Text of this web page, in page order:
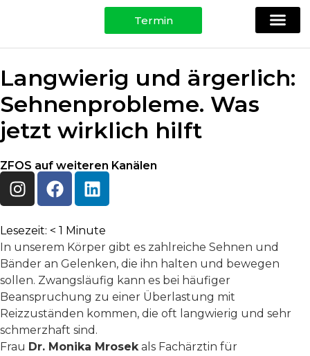
Termin
Langwierig und ärgerlich:
Sehnenprobleme. Was
jetzt wirklich hilft
ZFOS auf weiteren Kanälen
Lesezeit: < 1 Minute
In unserem Körper gibt es zahlreiche Sehnen und
Bänder an Gelenken, die ihn halten und bewegen
sollen. Zwangsläufig kann es bei häufiger
Beanspruchung zu einer Überlastung mit
Reizzuständen kommen, die oft langwierig und sehr
schmerzhaft sind.
Frau Dr. Monika Mrosekals Fachärztin für